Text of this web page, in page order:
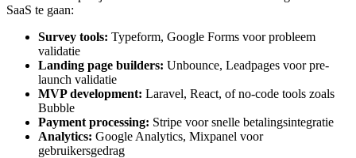
SaaS te gaan:
Survey tools: Typeform, Google Forms voor probleem
validatie
Landing page builders: Unbounce, Leadpages voor pre-
launch validatie
MVP development: Laravel, React, of no-code tools zoals
Bubble
Payment processing: Stripe voor snelle betalingsintegratie
Analytics: Google Analytics, Mixpanel voor
gebruikersgedrag